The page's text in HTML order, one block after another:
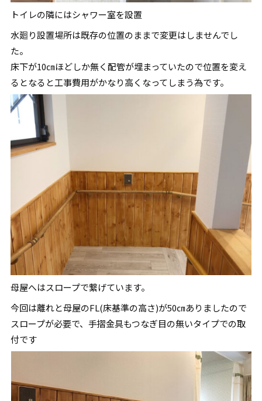
トイレの隣にはシャワー室を設置
水廻り設置場所は既存の位置のままで変更はしませんでし
た。
床下が10㎝ほどしか無く配管が埋まっていたので位置を変え
るとなると工事費用がかなり高くなってしまう為です。
母屋へはスロープで繋げています。
今回は離れと母屋のFL(床基準の高さ)が50㎝ありましたので
スロープが必要で、手摺金具もつなぎ目の無いタイプでの取
付です